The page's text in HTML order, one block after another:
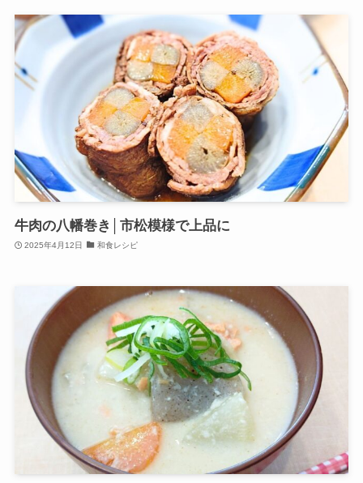
牛肉の八幡巻き│市松模様で上品に
2025年4月12日 和食レシピ